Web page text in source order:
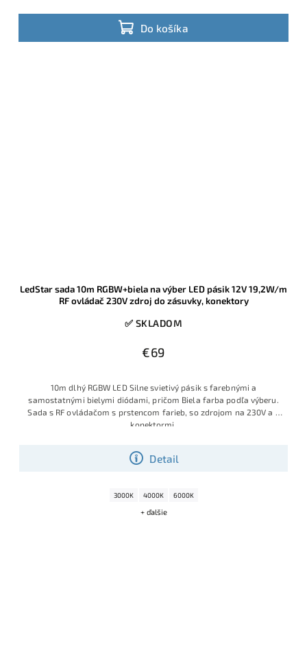
Do košíka
profesionálnym LED pásikom 12V 7,2W/m, IRD ovládačom, zdrojom
do zásuvky 230V a konektormi pre rýchlu montáž. Ide o atypickú
dĺžku na mieru, dodávanú ako plne zapojený komplet, takže ju bez
LedStar sada 10m RGBW+biela na výber LED pásik 12V 19,2W/m
RF ovládač 230V zdroj do zásuvky, konektory
✅ SKLADOM
€69
Detail
10m dlhý RGBW LED Silne svietivý pásik s farebnými a
samostatnými bielymi diódami, pričom Biela farba podľa výberu.
Sada s RF ovládačom s prstencom farieb, so zdrojom na 230V a s
konektormi.
3000K 4000K 6000K
+ ďalšie